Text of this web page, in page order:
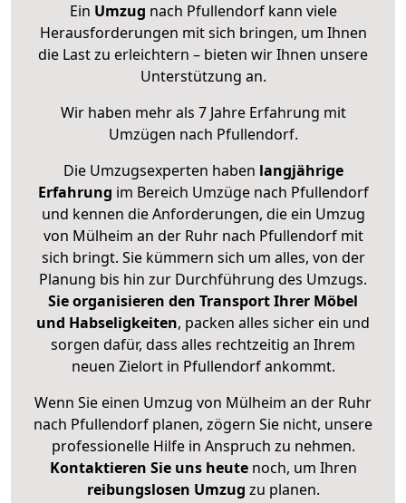
Ein Umzug nach Pfullendorf kann viele
Herausforderungen mit sich bringen, um Ihnen
die Last zu erleichtern – bieten wir Ihnen unsere
Unterstützung an.
Wir haben mehr als 7 Jahre Erfahrung mit
Umzügen nach Pfullendorf.
Die Umzugsexperten haben langjährige
Erfahrung im Bereich Umzüge nach Pfullendorf
und kennen die Anforderungen, die ein Umzug
von Mülheim an der Ruhr nach Pfullendorf mit
sich bringt. Sie kümmern sich um alles, von der
Planung bis hin zur Durchführung des Umzugs.
Sie organisieren den Transport Ihrer Möbel
und Habseligkeiten, packen alles sicher ein und
sorgen dafür, dass alles rechtzeitig an Ihrem
neuen Zielort in Pfullendorf ankommt.
Wenn Sie einen Umzug von Mülheim an der Ruhr
nach Pfullendorf planen, zögern Sie nicht, unsere
professionelle Hilfe in Anspruch zu nehmen.
Kontaktieren Sie uns heutenoch, um Ihren
reibungslosen Umzug zu planen.